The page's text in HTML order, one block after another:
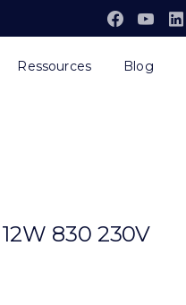
Ressources Blog
830 230V